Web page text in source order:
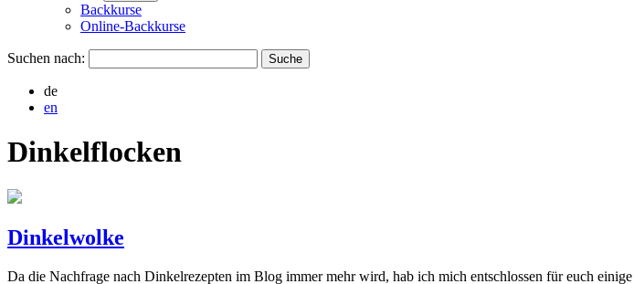
Backkurse
Online-Backkurse
Suchen nach:
de
en
Dinkelflocken
Dinkelwolke
Da die Nachfrage nach Dinkelrezepten im Blog immer mehr wird, hab ich mich entschlossen für euch